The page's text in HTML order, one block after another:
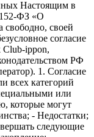
Настоящим в
ФЗ «О
свободно, своей
согласие
Club-ippon,
РФ
1. Согласие
всех категорий
или
которые могут
- Недостатки;
следующие